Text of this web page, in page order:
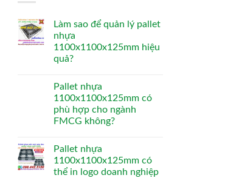
Làm sao để quản lý pallet
nhựa
1100x1100x125mm hiệu
quả?
Pallet nhựa
1100x1100x125mm có
phù hợp cho ngành
FMCG không?
Pallet nhựa
1100x1100x125mm có
thể in logo doanh nghiệp